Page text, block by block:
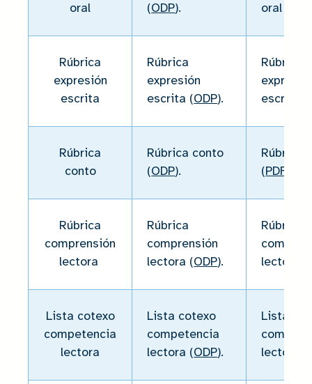
oral
(ODP).
oral (
Rúbrica
expresión
escrita
Rúbrica
expresión
escrita (ODP).
Rúbrica
escrita (
Rúbrica
conto
Rúbrica conto
(ODP).
Rúbrica
(PDF
Rúbrica
comprensión
lectora
Rúbrica
comprensión
lectora (ODP).
Rúbrica
lectora (
Lista cotexo
competencia
lectora
Lista cotexo
competencia
lectora (ODP).
Lista
lectora (